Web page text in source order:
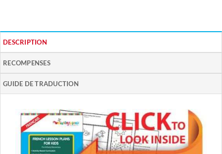
DESCRIPTION
RECOMPENSES
GUIDE DE TRADUCTION